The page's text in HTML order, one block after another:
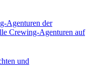
Agenturen der
Crewing-Agenturen auf
und